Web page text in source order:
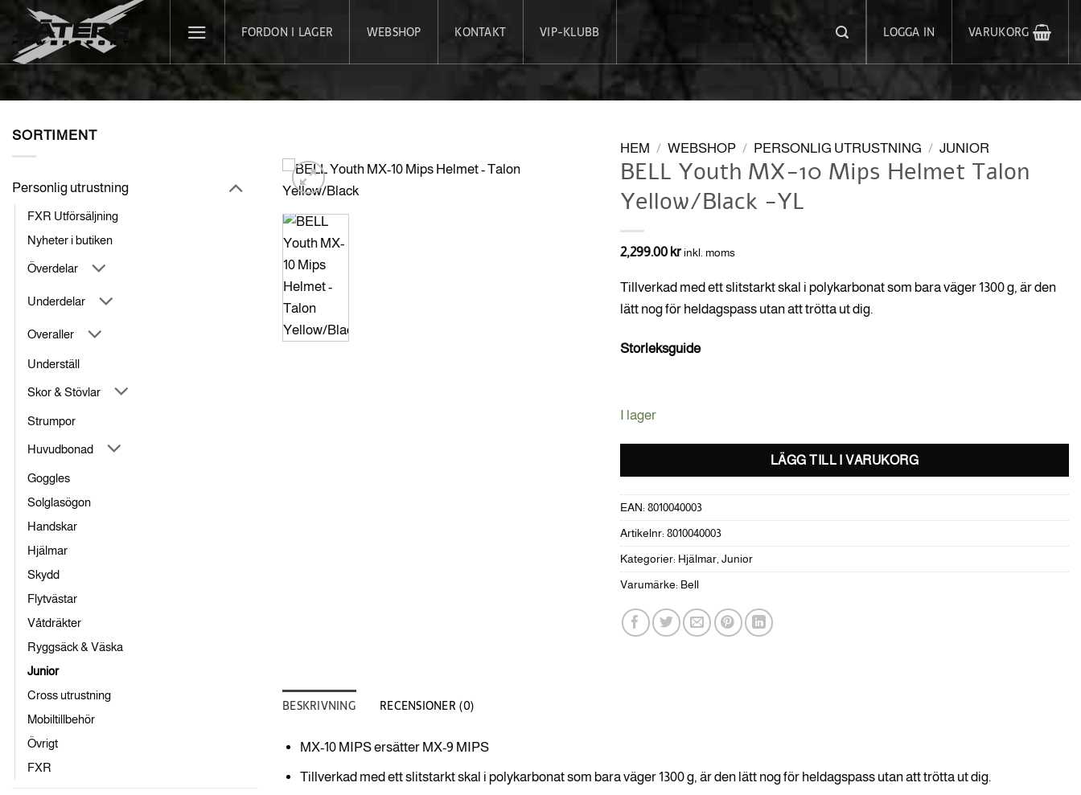
content
FORDON I LAGER WEBSHOP KONTAKT VIP-KLUBB LOGGA IN VARUKORG
SORTIMENT
Personlig utrustning
FXR Utförsäljning
Nyheter i butiken
Överdelar
Underdelar
Overaller
Underställ
Skor & Stövlar
Strumpor
Huvudbonad
Goggles
Solglasögon
Handskar
Hjälmar
Skydd
Flytvästar
Våtdräkter
Ryggsäck & Väska
Junior
Cross utrustning
Mobiltillbehör
Övrigt
FXR
HEM / WEBSHOP / PERSONLIG UTRUSTNING / JUNIOR
BELL Youth MX-10 Mips Helmet Talon
Yellow/Black -YL
2,299.00 kr inkl. moms
Tillverkad med ett slitstarkt skal i polykarbonat som bara väger 1300 g, är den
lätt nog för heldagspass utan att trötta ut dig.
Storleksguide
I lager
LÄGG TILL I VARUKORG
EAN: 8010040003
Artikelnr: 8010040003
Kategorier: Hjälmar, Junior
Varumärke: Bell
BESKRIVNING RECENSIONER (0)
MX-10 MIPS ersätter MX-9 MIPS
Tillverkad med ett slitstarkt skal i polykarbonat som bara väger 1300 g, är den lätt nog för heldagspass utan att trötta ut dig.